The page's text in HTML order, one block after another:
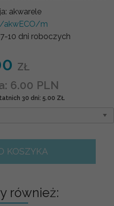
akwarele
akwECO/m
7-10 dni roboczych
ZŁ
6.00 PLN
30 dni: 5.00 ZŁ
KOSZYKA
również: